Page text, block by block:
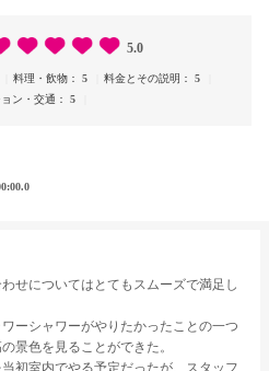
5.0
料理・飲物 5 料金とその説明
5
ン・交通
5
せについてはとてもスムーズで満足し
ーシャワーがやりたかったことの一つ
景色を見ることができた。
初室内でやる予定だったが、スタッフ